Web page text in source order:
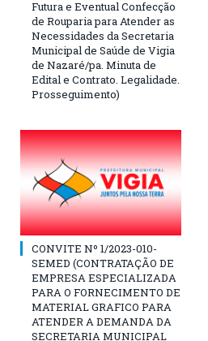
Futura e Eventual Confecção
de Rouparia para Atender as
Necessidades da Secretaria
Municipal de Saúde de Vigia
de Nazaré/pa. Minuta de
Edital e Contrato. Legalidade.
Prosseguimento)
CONVITE Nº 1/2023-010-
SEMED (CONTRATAÇÃO DE
EMPRESA ESPECIALIZADA
PARA O FORNECIMENTO DE
MATERIAL GRAFICO PARA
ATENDER A DEMANDA DA
SECRETARIA MUNICIPAL